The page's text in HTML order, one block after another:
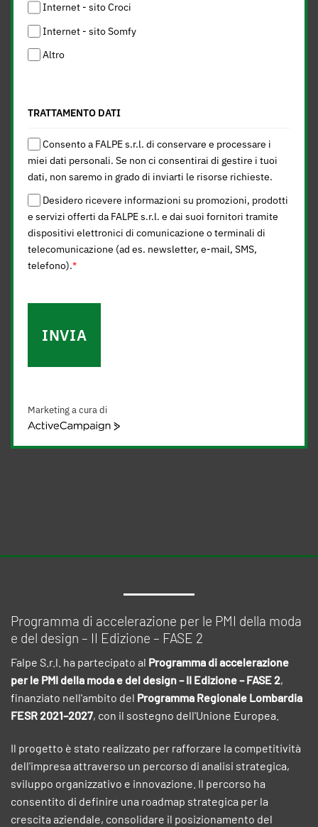
Internet - sito Croci
Internet - sito Somfy
Altro
TRATTAMENTO DATI
Consento a FALPE s.r.l. di conservare e processare i
miei dati personali. Se non ci consentirai di gestire i tuoi
dati, non saremo in grado di inviarti le risorse richieste.
Desidero ricevere informazioni su promozioni, prodotti
e servizi offerti da FALPE s.r.l. e dai suoi fornitori tramite
dispositivi elettronici di comunicazione o terminali di
telecomunicazione (ad es. newsletter, e-mail, SMS,
telefono).*
INVIA
Marketing a cura di
ActiveCampaign
Programma di accelerazione per le PMI della moda
e del design – II Edizione – FASE 2
Falpe S.r.l. ha partecipato al Programma di accelerazione
per le PMI della moda e del design – II Edizione – FASE 2,
finanziato nell'ambito del Programma Regionale Lombardia
FESR 2021–2027, con il sostegno dell'Unione Europea.
Il progetto è stato realizzato per rafforzare la competitività
dell'impresa attraverso un percorso di analisi strategica,
sviluppo organizzativo e innovazione. Il percorso ha
consentito di definire una roadmap strategica per la
crescita aziendale, consolidare il posizionamento del